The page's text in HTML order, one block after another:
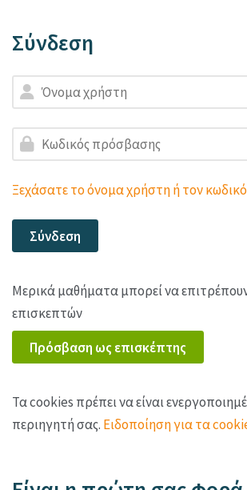
Σύνδεση
Μετάβαση για να δημιουργήσετε νέο
Όνομα χρήστη
Κωδικός πρόσβασης
Ξεχάσατε το όνομα χρήστη ή τον
Σύνδεση
Μερικά μαθήματα μπορεί να
επισκεπτών
Πρόσβαση ως επισκέπτης
Τα cookies πρέπει να είναι
περιηγητή σας. Ειδοποίηση για τα